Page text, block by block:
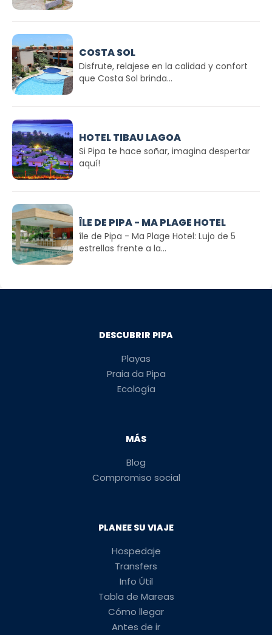
COSTA SOL
Disfrute, relajese en la calidad y confort
que Costa Sol brinda...
HOTEL TIBAU LAGOA
Si Pipa te hace soñar, imagina despertar
aquí!
ÎLE DE PIPA - MA PLAGE HOTEL
île de Pipa - Ma Plage Hotel: Lujo de 5
estrellas frente a la...
DESCUBRIR PIPA
Playas
Praia da Pipa
Ecología
MÁS
Blog
Compromiso social
PLANEE SU VIAJE
Hospedaje
Transfers
Info Útil
Tabla de Mareas
Cómo llegar
Antes de ir